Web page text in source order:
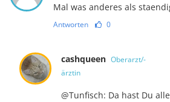
Mal was anderes als
Antworten 0
cashqueen Oberarzt/-
ärztin
@Tunfisch: Da hast Du